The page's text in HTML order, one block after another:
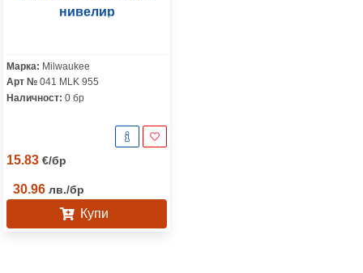
нивелир
Марка: Milwaukee
Арт № 041 MLK 955
Наличност: 0 бр
15.83 €/бр
30.96 лв./бр
Купи